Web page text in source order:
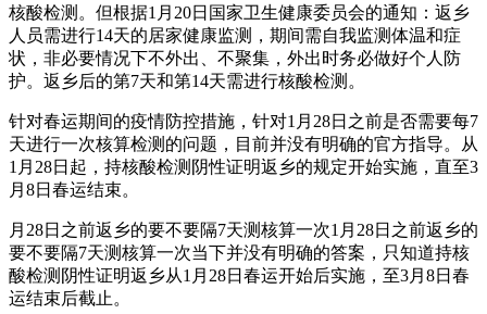
核酸检测。但根据1月20日国家卫生健康委员会的通知：返乡
人员需进行14天的居家健康监测，期间需自我监测体温和症
状，非必要情况下不外出、不聚集，外出时务必做好个人防
护。返乡后的第7天和第14天需进行核酸检测。
针对春运期间的疫情防控措施，针对1月28日之前是否需要每7
天进行一次核算检测的问题，目前并没有明确的官方指导。从
1月28日起，持核酸检测阴性证明返乡的规定开始实施，直至3
月8日春运结束。
月28日之前返乡的要不要隔7天测核算一次1月28日之前返乡的
要不要隔7天测核算一次当下并没有明确的答案，只知道持核
酸检测阴性证明返乡从1月28日春运开始后实施，至3月8日春
运结束后截止。